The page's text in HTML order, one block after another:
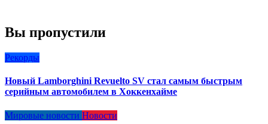
Вы пропустили
Рекорды
Новый Lamborghini Revuelto SV стал самым быстрым
серийным автомобилем в Хоккенхайме
Мировые новости Новости